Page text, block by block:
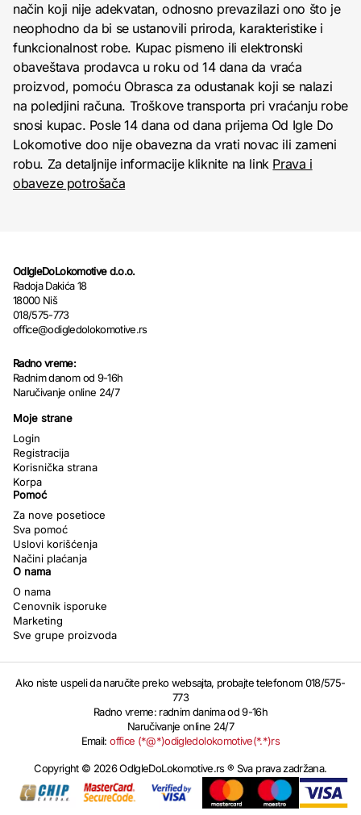
način koji nije adekvatan, odnosno prevazilazi ono što je
neophodno da bi se ustanovili priroda, karakteristike i
funkcionalnost robe. Kupac pismeno ili elektronski
obaveštava prodavca u roku od 14 dana da vraća
proizvod, pomoću Obrasca za odustanak koji se nalazi
na poledjini računa. Troškove transporta pri vraćanju robe
snosi kupac. Posle 14 dana od dana prijema Od Igle Do
Lokomotive doo nije obavezna da vrati novac ili zameni
robu. Za detaljnije informacije kliknite na link Prava i
obaveze potrošača
OdIgleDoLokomotive d.o.o.
Radoja Dakića 18
18000 Niš
018/575-773
office@odigledolokomotive.rs
Radno vreme:
Radnim danom od 9-16h
Naručivanje online 24/7
Moje strane
Login
Registracija
Korisnička strana
Korpa
Pomoć
Za nove posetioce
Sva pomoć
Uslovi korišćenja
Načini plaćanja
O nama
O nama
Cenovnik isporuke
Marketing
Sve grupe proizvoda
Ako niste uspeli da naručite preko websajta, probajte telefonom 018/575-
773
Radno vreme: radnim danima od 9-16h
Naručivanje online 24/7
Email:office (*@*)odigledolokomotive(*.*)rs
Copyright © 2026 OdIgleDoLokomotive.rs ® Sva prava zadržana.